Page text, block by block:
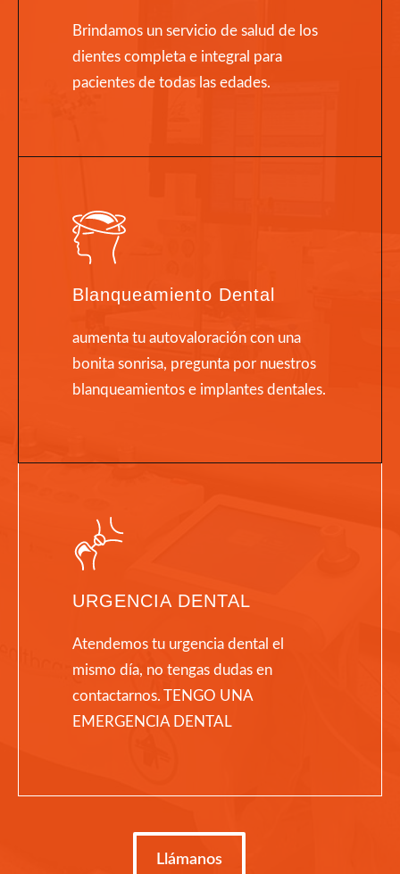
Brindamos un servicio de salud de los
dientes completa e integral para
pacientes de todas las edades.
Blanqueamiento Dental
aumenta tu autovaloración con una
bonita sonrisa, pregunta por nuestros
blanqueamientos e implantes dentales.
URGENCIA DENTAL
Atendemos tu urgencia dental el
mismo día, no tengas dudas en
contactarnos. TENGO UNA
EMERGENCIA DENTAL
Llámanos